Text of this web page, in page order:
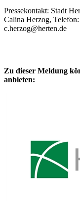
Pressekontakt: Stadt
Calina Herzog,
c.herzog@herten.de
Zu dieser Meldung
anbieten: